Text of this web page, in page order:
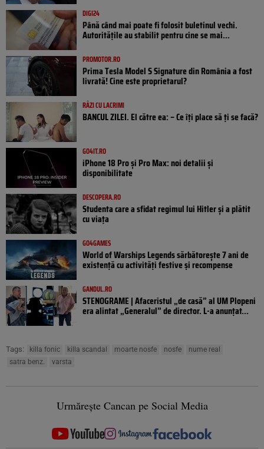
DIGI24
Până când mai poate fi folosit buletinul vechi.
Autoritățile au stabilit pentru cine se mai...
PROMOTOR.RO
Prima Tesla Model S Signature din România a fost
livrată! Cine este proprietarul?
RÂZI CU LACRIMI
BANCUL ZILEI. El către ea: – Ce îți place să ți se facă?
GO4IT.RO
iPhone 18 Pro și Pro Max: noi detalii și
disponibilitate
DESCOPERA.RO
Studenta care a sfidat regimul lui Hitler și a plătit
cu viața
GO4GAMES
World of Warships Legends sărbătorește 7 ani de
existență cu activități festive și recompense
GANDUL.RO
STENOGRAME | Afaceristul „de casă” al UM Plopeni
era alintat „Generalul” de director. L-a anunțat...
Tags: killa fonic killa scandal moarte nosfe nosfe
nume real
satra benz.
varsta
Urmărește Cancan pe Social Media